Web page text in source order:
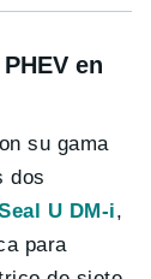
en
su gama
dos
U DM-i,
para